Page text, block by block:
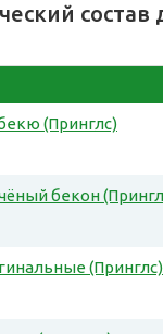
состав
(Принглс)
бекон
(Принглс)